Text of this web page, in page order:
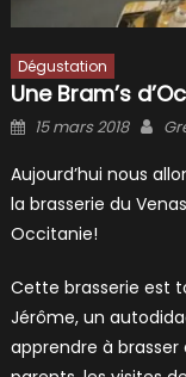
Dégustation
Une Bram’s
Posted
15 mars 2018
Aujourd’hui nous
la brasserie du
Occitanie!
Cette brasserie est
Jérôme, un
apprendre à